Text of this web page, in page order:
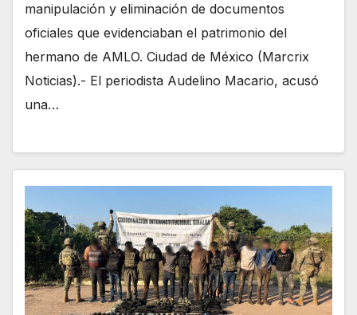
manipulación y eliminación de documentos
oficiales que evidenciaban el patrimonio del
hermano de AMLO. Ciudad de México (Marcrix
Noticias).- El periodista Audelino Macario, acusó
una…